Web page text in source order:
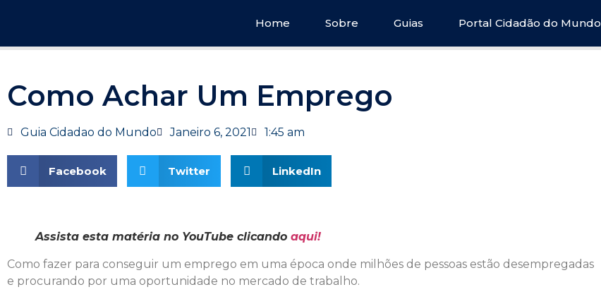
Home Sobre Guias Portal Cidadão do Mundo
Como Achar Um Emprego
Guia Cidadao do Mundo Janeiro 6, 2021 1:45 am
Facebook Twitter LinkedIn
Assista esta matéria no YouTube clicando aqui!
Como fazer para conseguir um emprego em uma época onde milhões de pessoas estão desempregadas
e procurando por uma oportunidade no mercado de trabalho.